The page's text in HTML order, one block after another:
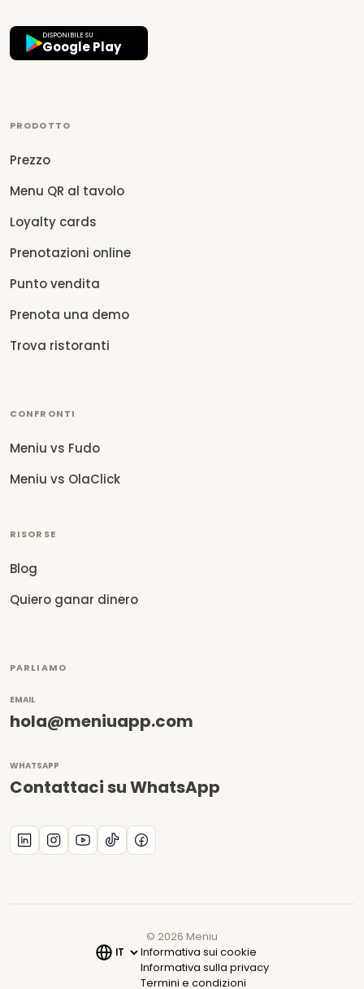
DISPONIBILE SU
Google Play
PRODOTTO
Prezzo
Menu QR al tavolo
Loyalty cards
Prenotazioni online
Punto vendita
Prenota una demo
Trova ristoranti
CONFRONTI
Meniu vs Fudo
Meniu vs OlaClick
RISORSE
Blog
Quiero ganar dinero
PARLIAMO
EMAIL
hola@meniuapp.com
WHATSAPP
Contattaci su WhatsApp
© 2026 Meniu
Informativa sui cookie
Informativa sulla privacy
Termini e condizioni